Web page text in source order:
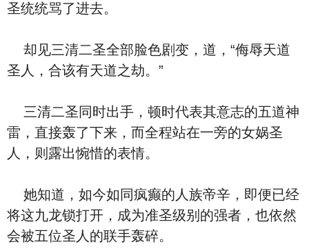
圣统统骂了进去。
却见三清二圣全部脸色剧变，道，“侮辱天道
圣人，合该有天道之劫。”
三清二圣同时出手，顿时代表其意志的五道神
雷，直接轰了下来，而全程站在一旁的女娲圣
人，则露出惋惜的表情。
她知道，如今如同疯癫的人族帝辛，即便已经
将这九龙锁打开，成为准圣级别的强者，也依然
会被五位圣人的联手轰碎。